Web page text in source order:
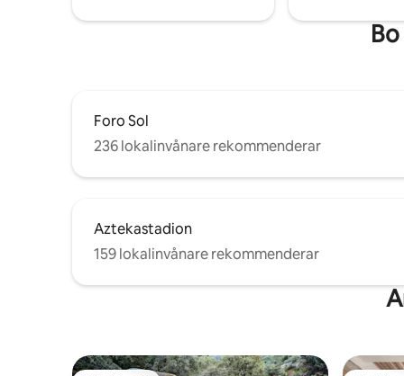
Foro Sol
236 lokalinvånare rekommenderar
Aztekastadion
159 lokalinvånare rekommenderar